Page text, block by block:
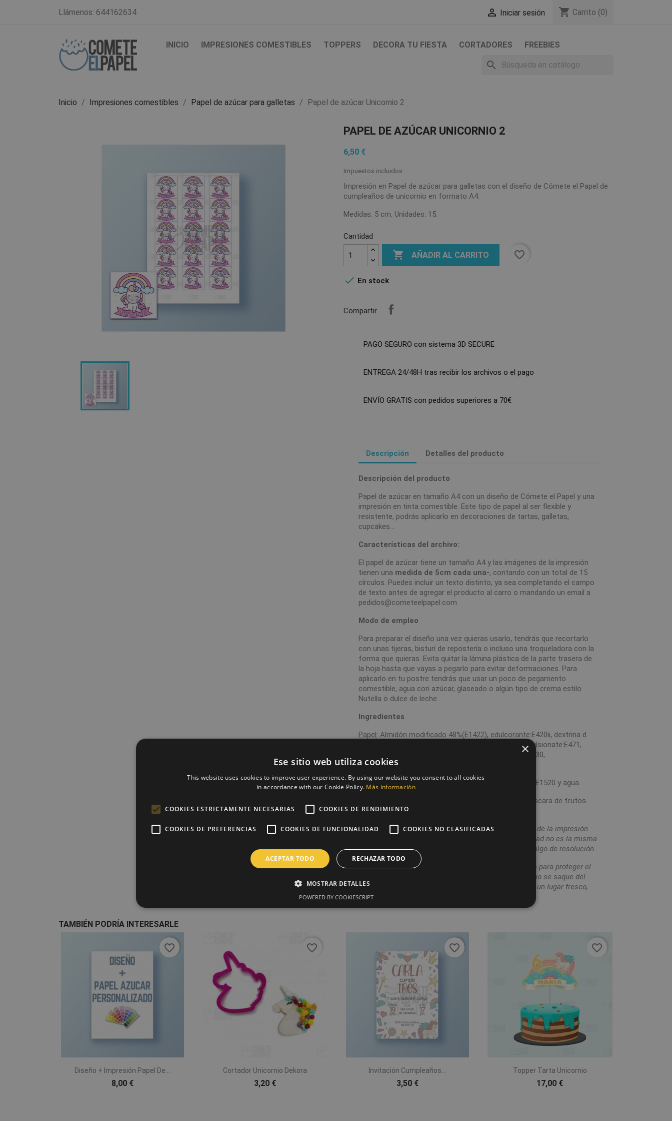
Llámenos: 644162634  Iniciar sesión shopping_cart Carrito (0)
INICIO IMPRESIONES COMESTIBLES TOPPERS DECORA TU FIESTA CORTADORES FREEBIES
search
Inicio Impresiones comestibles Papel de azúcar para galletas Papel de azúcar Unicornio 2
PAPEL DE AZÚCAR UNICORNIO 2
6,50 €
Impuestos incluidos
Impresión en Papel de azúcar para galletas con el diseño de Cómete el Papel de
cumpleaños de unicornio en formato A4.
Medidas: 5 cm. Unidades: 15.
Cantidad
 AÑADIR AL CARRITO favorite_border
 En stock
Compartir
PAGO SEGURO con sistema 3D SECURE
ENTREGA 24/48H tras recibir los archivos o el pago
ENVÍO GRATIS con pedidos superiores a 70€
Descripción Detalles del producto
Descripción del producto
Papel de azúcar en tamaño A4 con un diseño de Cómete el Papel y una
impresión en tinta comestible. Este tipo de papel al ser flexible y
resistente, podrás aplicarlo en decoraciones de tartas, galletas,
cupcakes…
Características del archivo:
El papel de azúcar tiene un tamaño A4 y las imágenes de la impresión
tienen una medida de 5cm cada una-, contando con un total de 15
círculos. Puedes incluir un texto distinto, ya sea completando el campo
de texto antes de agregar el producto al carro o mandando un email a
pedidos@cometeelpapel.com
Modo de empleo
Para preparar el diseño una vez quieras usarlo, tendrás que recortarlo
con unas tijeras, bisturí de repostería o incluso una troqueladora con la
forma que quieras. Evita quitar la lámina plástica de la parte trasera de
la hoja hasta que vayas a pegarlo para evitar deformaciones. Para
aplicarlo en tu postre tendrás que usar un poco de pegamento
comestible, agua con azúcar, glaseado o algún tipo de crema estilo
Nutella o dulce de leche.
Ingredientes
Papel: Almidón modificado 48%(E1422), edulcorante:E420ii, dextrina d
tapioca, grasa vegetal(karité9, humectante:E422, emulsionate:E471,
estabilizadores:E407, E466,E415, aroma, acidulante:E330,
conservante:E202, edulcorante:E955.
Tinta:E102, E104, E110, E122, E133, E151, E330, E422, E1520 y agua.
Alérgenos: Puede contener trazas de leche, soja y cáscara de frutos.
SIN GLUTEN.
No nos responsabilizamos de la calidad del resultado de la impresión
debido a que al imprimir con tinta comestible, la calidad no es la misma
que con una tinta normal, por lo que se puede perder algo de resolución.
Todos los pedidos los enviamos en una bolsa plástica para proteger el
papel comestible hasta su uso. Recomendamos que no se saque del
mismo hasta que vaya a usarse y que se conserve en un lugar fresco,
seco y protegido del aire.
TAMBIÉN PODRÍA INTERESARLE
Vista rápida
Diseño + Impresión Papel De...
8,00 €
favorite_border
Vista rápida
Cortador Unicornio Dekora
3,20 €
favorite_border
Vista rápida
Invitación Cumpleaños...
3,50 €
favorite_border
Vista rápida
Topper Tarta Unicornio
17,00 €
favorite_border
×
Ese sitio web utiliza cookies
This website uses cookies to improve user experience. By using our website you consent to all cookies
in accordance with our Cookie Policy. Más información
COOKIES ESTRICTAMENTE NECESARIAS COOKIES DE RENDIMIENTO
COOKIES DE PREFERENCIAS COOKIES DE FUNCIONALIDAD COOKIES NO CLASIFICADAS
ACEPTAR TODO RECHAZAR TODO
MOSTRAR DETALLES
POWERED BY COOKIESCRIPT